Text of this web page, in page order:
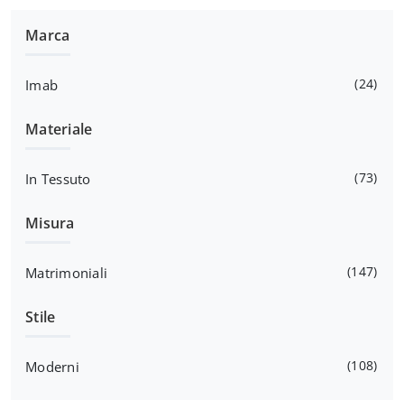
Marca
Imab 24
Materiale
In Tessuto 73
Misura
Matrimoniali 147
Stile
Moderni 108